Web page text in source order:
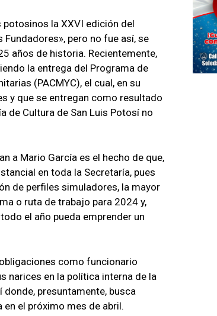
potosinos la XXVI edición del
pero no fue así, se
años de historia. Recientemente,
la entrega del Programa de
(PACMYC), el cual, en su
y que se entregan como resultado
de Cultura de San Luis Potosí no
a Mario García es el hecho de que,
en toda la Secretaría, pues
de perfiles simuladores, la mayor
o ruta de trabajo para 2024 y,
el año pueda emprender un
como funcionario
narices en la política interna de la
presuntamente, busca
el próximo mes de abril.